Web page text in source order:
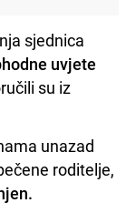
sjednica
uvjete
su iz
unazad
roditelje,